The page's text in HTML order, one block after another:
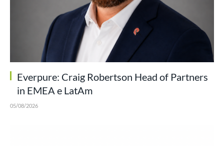
Everpure: Craig Robertson Head of Partners
in EMEA e LatAm
05/08/2026